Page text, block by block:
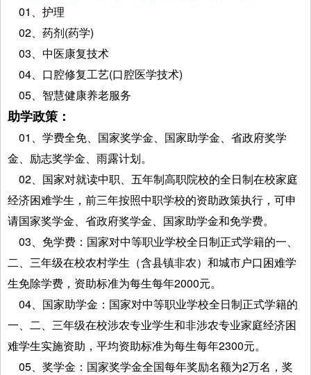
01、护理
02、药剂(药学)
03、中医康复技术
04、口腔修复工艺(口腔医学技术)
05、智慧健康养老服务
助学政策：
01、学费全免、国家奖学金、国家助学金、省政府奖学
金、励志奖学金、雨露计划。
02、国家对就读中职、五年制高职院校的全日制在校家庭
经济困难学生，前三年按照中职学校的资助政策执行，可申
请国家奖学金、省政府奖学金、国家助学金和免学费。
03、免学费：国家对中等职业学校全日制正式学籍的一、
二、三年级在校农村学生（含县镇非农）和城市户口困难学
生免除学费，资助标准为每生每年2000元。
04、国家助学金：国家对中等职业学校全日制正式学籍的
一、二、三年级在校涉农专业学生和非涉农专业家庭经济困
难学生实施资助，平均资助标准为每生每年2300元。
05、奖学金：国家奖学金全国每年奖励名额为2万名，奖